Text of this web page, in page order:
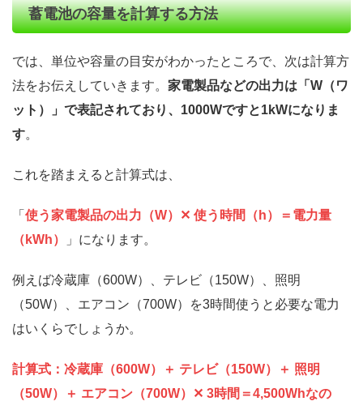
蓄電池の容量を計算する方法
では、単位や容量の目安がわかったところで、次は計算方
法をお伝えしていきます。 家電製品などの出力は「W（ワ
ット）」で表記されており、1000Wですと1kWになりま
す。
これを踏まえると計算式は、
「 使う家電製品の出力（W）✕ 使う時間（h）＝電力量
（kWh）
」になります。
例えば冷蔵庫（600W）、テレビ（150W）、照明
（50W）、エアコン（700W）を3時間使うと必要な電力
はいくらでしょうか。
計算式：冷蔵庫（600W）＋ テレビ（150W）＋ 照明
（50W）＋ エアコン（700W）✕ 3時間＝4,500Whなの